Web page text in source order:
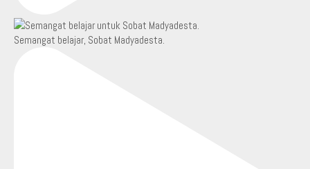
Semangat belajar, Sobat Madyadesta.